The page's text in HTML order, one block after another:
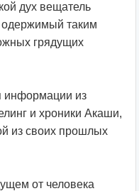
дух вещатель
одержимый таким
грядущих
информации из
и хроники Акаши,
из своих прошлых
от человека